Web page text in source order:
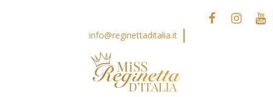
info@reginettaditalia.it